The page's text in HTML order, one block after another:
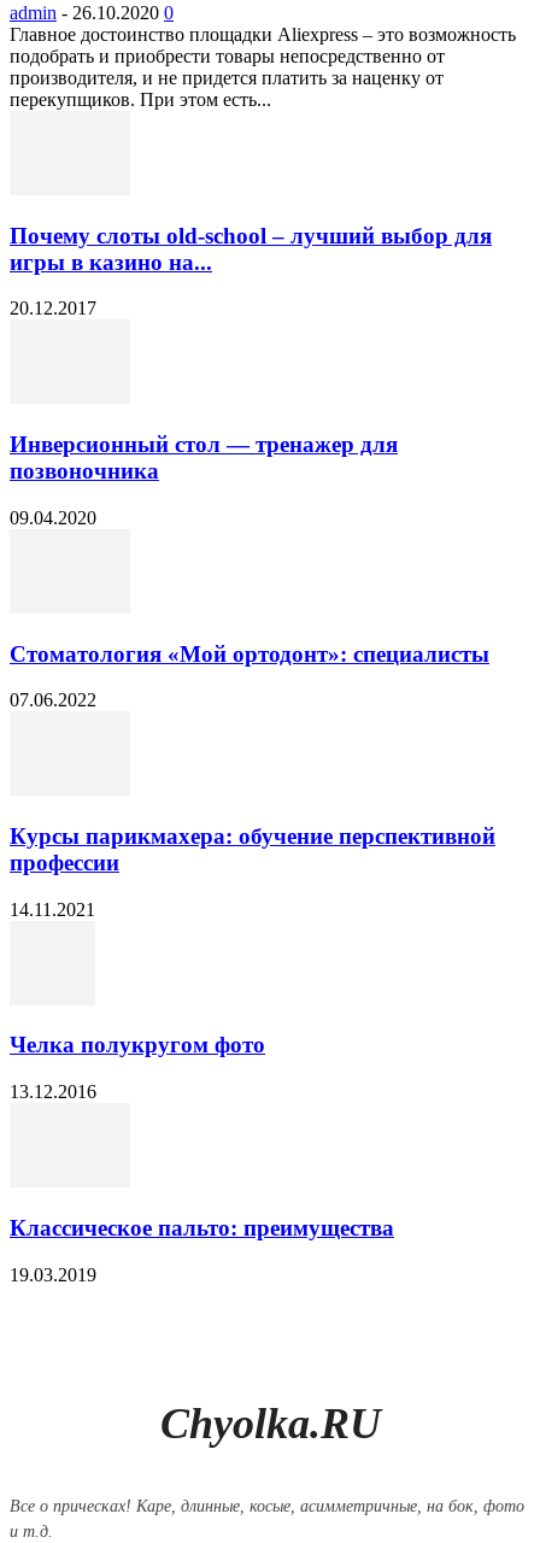
admin - 26.10.2020 0
Главное достоинство площадки Aliexpress – это возможность
подобрать и приобрести товары непосредственно от
производителя, и не придется платить за наценку от
перекупщиков. При этом есть...
Почему слоты old-school – лучший выбор для
игры в казино на...
20.12.2017
Инверсионный стол — тренажер для
позвоночника
09.04.2020
Стоматология «Мой ортодонт»: специалисты
07.06.2022
Курсы парикмахера: обучение перспективной
профессии
14.11.2021
Челка полукругом фото
13.12.2016
Классическое пальто: преимущества
19.03.2019
Chyolka.RU
Все о прическах! Каре, длинные, косые, асимметричные, на бок, фото
и т.д.